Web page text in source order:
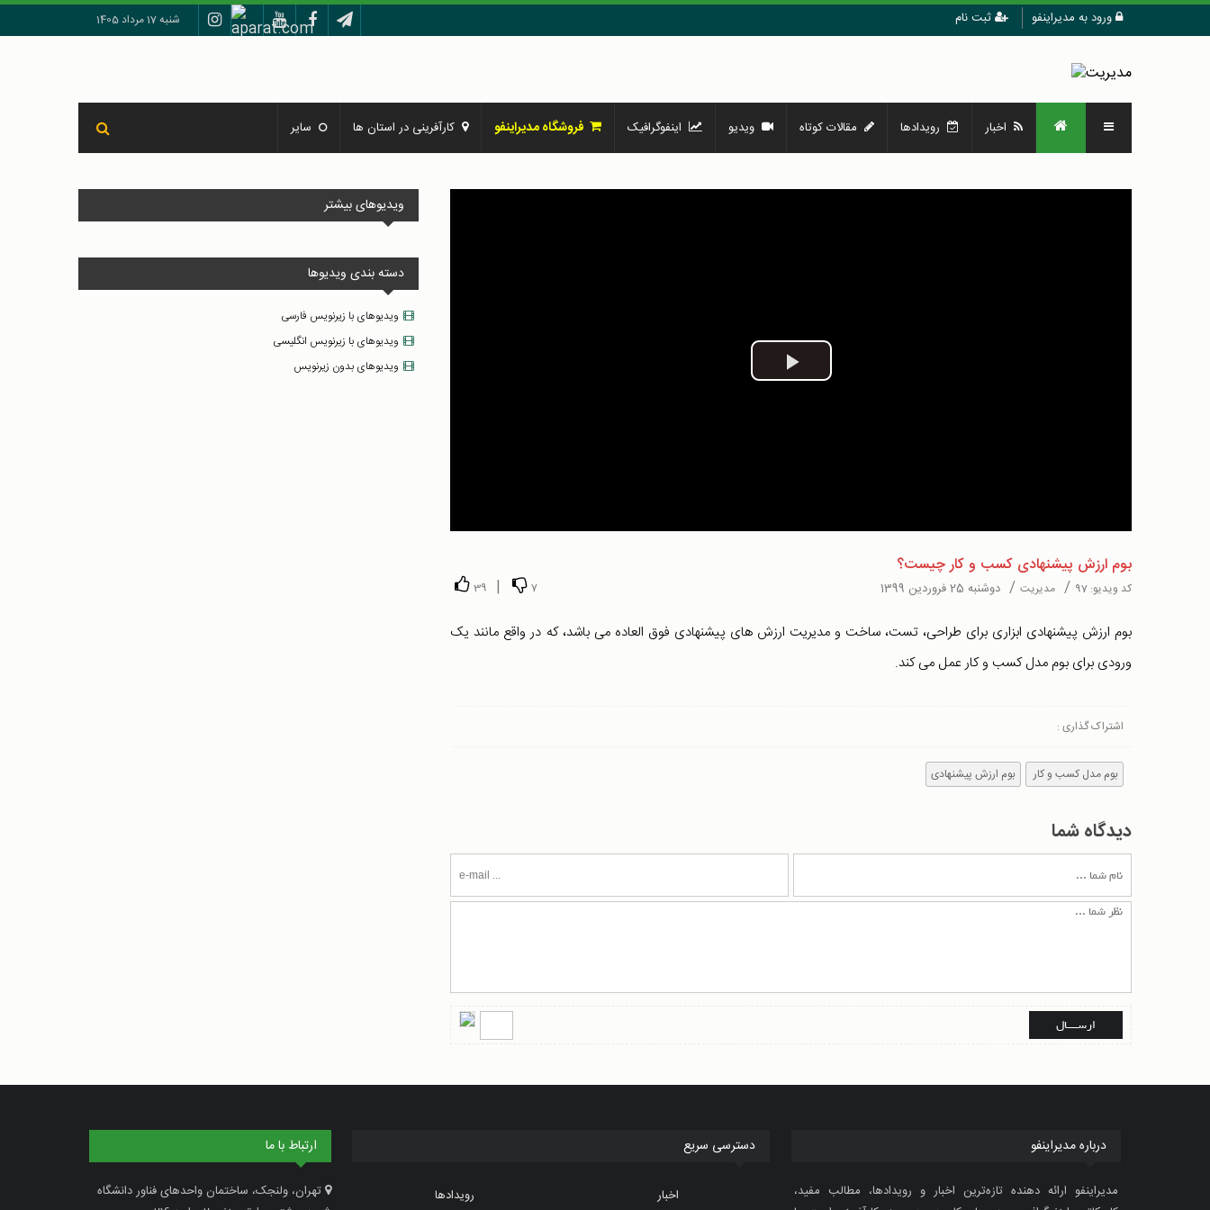
ورود به مدیراینفو ثبت نام شنبه 17 مرداد 1405
اخبار رویدادها مقالات کوتاه ویدیو اینفوگرافیک فروشگاه مدیراینفو کارآفرینی در استان ها سایر
Play
7
|
39
بوم ارزش پیشنهادی کسب و کار چیست؟
کد ویدیو: 97
/ مدیریت / دوشنبه 25 فروردین 1399
بوم ارزش پیشنهادی ابزاری برای طراحی، تست، ساخت و مدیریت ارزش های پیشنهادی فوق العاده می باشد، که در واقع مانند یک
ورودی برای بوم مدل کسب و کار عمل می کند.
اشتراک گذاری :
بوم مدل کسب و کار بوم ارزش پیشنهادی
دیدگاه شما
ویدیوهای بیشتر
دسته بندی ویدیوها
ویدیوهای با زیرنویس فارسی
ویدیوهای با زیرنویس انگلیسی
ویدیوهای بدون زیرنویس
درباره مدیراینفو
مدیراینفو ارائه دهنده تازه‌ترین اخبار و رویدادها، مطالب مفید،
دسترسی سریع
اخبار رویدادها
ارتباط با ما
تهران، ولنجک، ساختمان واحدهای فناور دانشگاه